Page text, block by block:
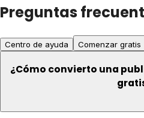
Preguntas
Centro de ayuda Comenzar gratis
¿Cómo convierto una